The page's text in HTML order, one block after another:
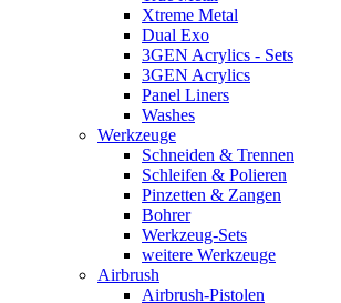
Xtreme Metal
Dual Exo
3GEN Acrylics - Sets
3GEN Acrylics
Panel Liners
Washes
Werkzeuge
Schneiden & Trennen
Schleifen & Polieren
Pinzetten & Zangen
Bohrer
Werkzeug-Sets
weitere Werkzeuge
Airbrush
Airbrush-Pistolen